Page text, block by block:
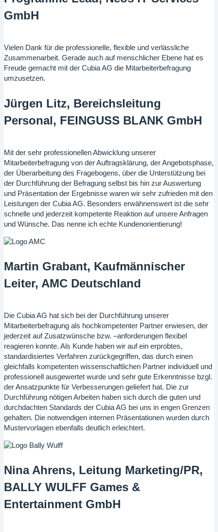
GmbH
Vielen Dank für die professionelle, flexible und verlässliche
Zusammenarbeit. Gerade auch auf menschlicher Ebene hat es
Freude gemacht mit der Cubia AG die Mitarbeiterbefragung
umzusetzen.
Jürgen Litz, Bereichsleitung
Personal, FEINGUSS BLANK GmbH
Mit der sehr professionellen Abwicklung unserer
Mitarbeiterbefragung von der Auftragsklärung, der Angebotsphase,
der Überarbeitung des Fragebogens, über die Unterstützung bei
der Durchführung der Befragung selbst bis hin zur Auswertung
und Präsentation der Ergebnisse waren wir sehr zufrieden mit den
Leistungen der Cubia AG. Besonders erwähnenswert ist die sehr
schnelle und jederzeit kompetente Reaktion auf unsere Anfragen
und Wünsche. Das nenne ich echte Kundenorientierung!
Martin Grabant, Kaufmännischer
Leiter, AMC Deutschland
Die Cubia AG hat sich bei der Durchführung unserer
Mitarbeiterbefragung als hochkompetenter Partner erwiesen, der
jederzeit auf Zusatzwünsche bzw. –anforderungen flexibel
reagieren konnte. Als Kunde haben wir auf ein erprobtes,
standardisiertes Verfahren zurückgegriffen, das durch einen
gleichfalls kompetenten wissenschaftlichen Partner individuell und
professionell ausgewertet wurde und sehr gute Erkenntnisse bzgl.
der Ansatzpunkte für Verbesserungen geliefert hat. Die zur
Durchführung nötigen Arbeiten haben sich durch die guten und
durchdachten Standards der Cubia AG bei uns in engen Grenzen
gehalten. Die notwendigen internen Präsentationen wurden durch
Mustervorlagen ebenfalls deutlich erleichtert.
Nina Ahrens, Leitung Marketing/PR,
BALLY WULFF Games &
Entertainment GmbH